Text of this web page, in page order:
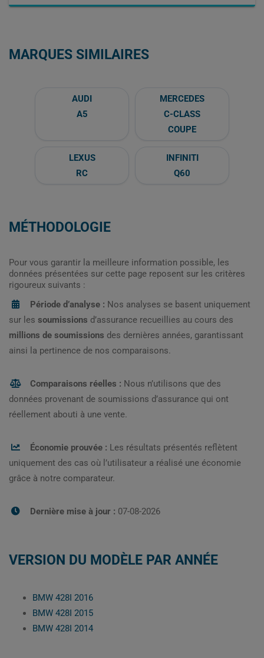
MARQUES SIMILAIRES
AUDI
A5
MERCEDES
C-CLASS
COUPE
LEXUS
RC
INFINITI
Q60
MÉTHODOLOGIE
Pour vous garantir la meilleure information possible, les
données présentées sur cette page reposent sur les critères
rigoureux suivants :
Période d’analyse : Nos analyses se basent uniquement
sur les soumissions d’assurance recueillies au cours des
millions de soumissions des dernières années, garantissant
ainsi la pertinence de nos comparaisons.
Comparaisons réelles : Nous n’utilisons que des
données provenant de soumissions d’assurance qui ont
réellement abouti à une vente.
Économie prouvée : Les résultats présentés reflètent
uniquement des cas où l’utilisateur a réalisé une économie
grâce à notre comparateur.
Dernière mise à jour : 07-08-2026
VERSION DU MODÈLE PAR ANNÉE
BMW 428I 2016
BMW 428I 2015
BMW 428I 2014